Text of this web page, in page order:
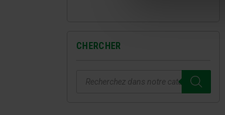
CHERCHER
de